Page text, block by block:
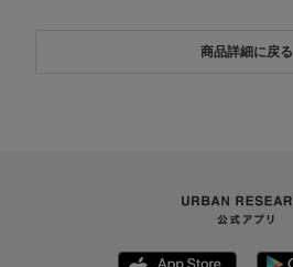
商品詳細に戻る